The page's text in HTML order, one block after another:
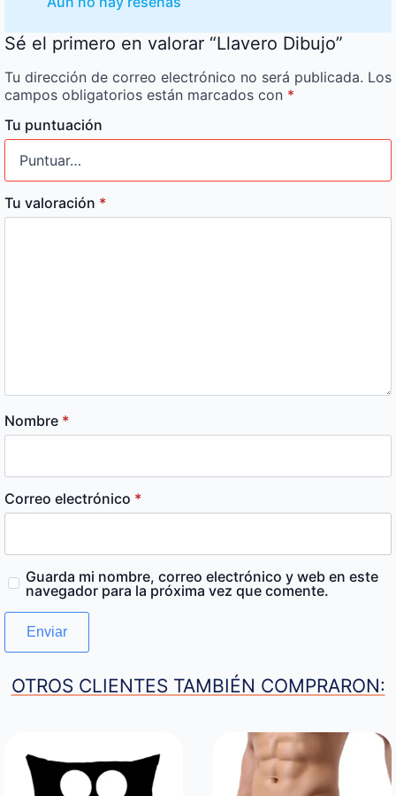
Sé el primero en valorar “Llavero Dibujo”
Tu dirección de correo electrónico no será publicada. Los
campos obligatorios están marcados con *
Tu puntuación
Tu valoración *
Nombre *
Correo electrónico *
Guarda mi nombre, correo electrónico y web en este
navegador para la próxima vez que comente.
OTROS CLIENTES TAMBIÉN COMPRARON: